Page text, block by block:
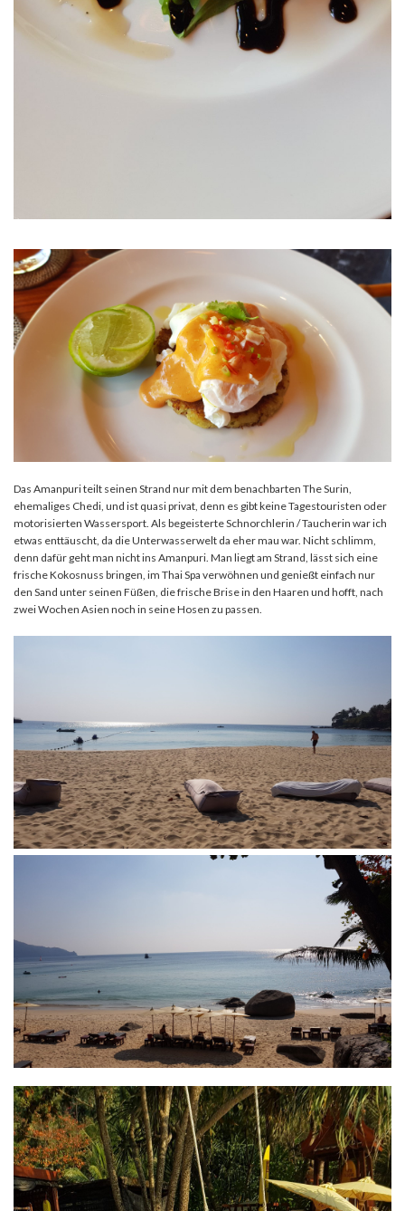
Das Amanpuri teilt seinen Strand nur mit dem benachbarten The Surin,
ehemaliges Chedi, und ist quasi privat, denn es gibt keine Tagestouristen oder
motorisierten Wassersport. Als begeisterte Schnorchlerin / Taucherin war ich
etwas enttäuscht, da die Unterwasserwelt da eher mau war. Nicht schlimm,
denn dafür geht man nicht ins Amanpuri. Man liegt am Strand, lässt sich eine
frische Kokosnuss bringen, im Thai Spa verwöhnen und genießt einfach nur
den Sand unter seinen Füßen, die frische Brise in den Haaren und hofft, nach
zwei Wochen Asien noch in seine Hosen zu passen.